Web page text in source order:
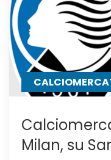
Milan, su